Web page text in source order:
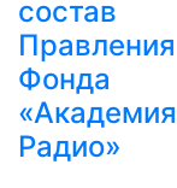
состав
Правления
Фонда
«Академия
Радио»